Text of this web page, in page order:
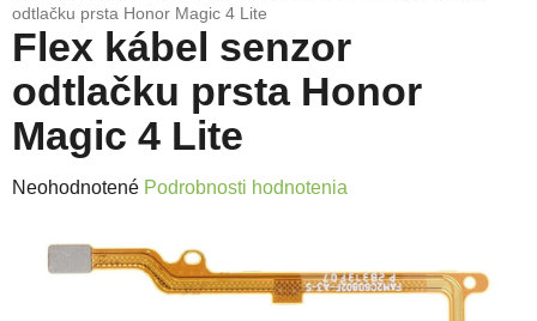
odtlačku prsta Honor Magic 4 Lite
Flex kábel senzor
odtlačku prsta Honor
Magic 4 Lite
Priemerné hodnotenie produktu je 0,0 z 5 hviezdičiek.
Neohodnotené Podrobnosti hodnotenia